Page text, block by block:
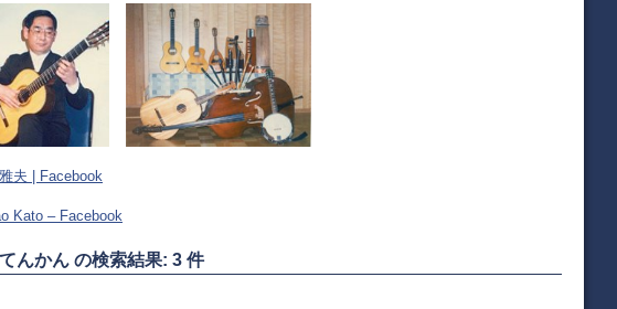
夫 | Facebook
Kato – Facebook
てんかん の検索結果: 3 件